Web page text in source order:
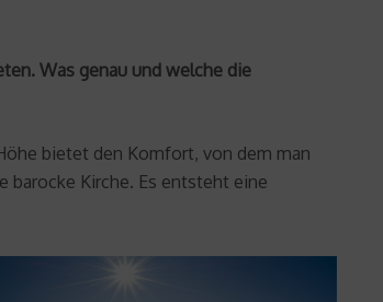
Was genau und welche die
bietet den Komfort, von dem man
barocke Kirche. Es entsteht eine